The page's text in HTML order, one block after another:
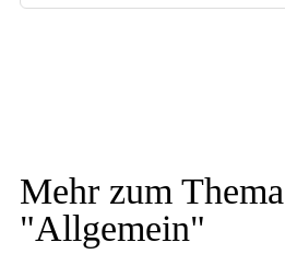
Mehr zum Thema
"Allgemein"